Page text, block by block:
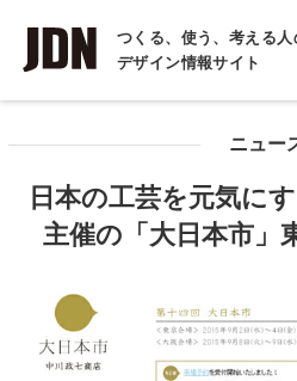
つくる、使う、考える人
デザイン情報サイト
INTERVIEW
インタビュー
COLUMN
ニュー
日本の工芸を元気に
主催の「大日本市」